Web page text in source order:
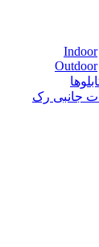
Indoor
Outdoor
جانبی رک